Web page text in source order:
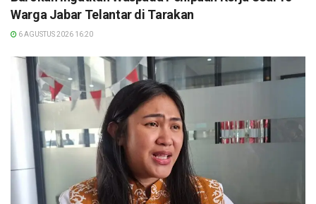
Warga Jabar Telantar di Tarakan
6 AGUSTUS 2026 16:20